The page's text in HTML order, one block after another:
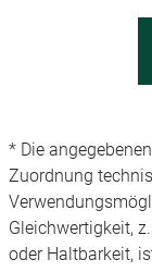
* Die
Zuordnung
Gleichwertigkeit,
oder Haltbarkeit,